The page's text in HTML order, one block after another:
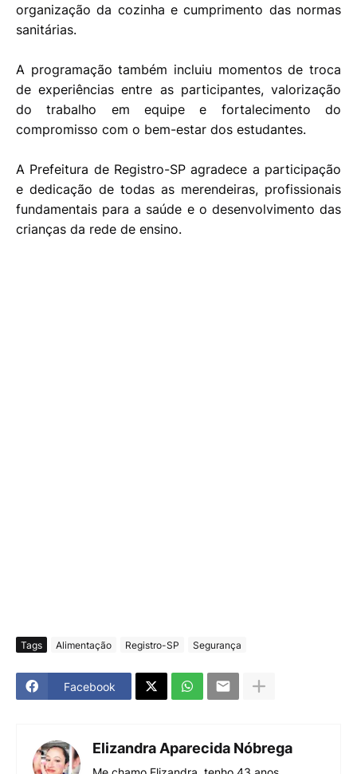
organização da cozinha e cumprimento das normas
sanitárias.
A programação também incluiu momentos de troca
de experiências entre as participantes, valorização
do trabalho em equipe e fortalecimento do
compromisso com o bem-estar dos estudantes.
A Prefeitura de Registro-SP agradece a participação
e dedicação de todas as merendeiras, profissionais
fundamentais para a saúde e o desenvolvimento das
crianças da rede de ensino.
Tags Alimentação Registro-SP Segurança
Facebook
Elizandra Aparecida Nóbrega